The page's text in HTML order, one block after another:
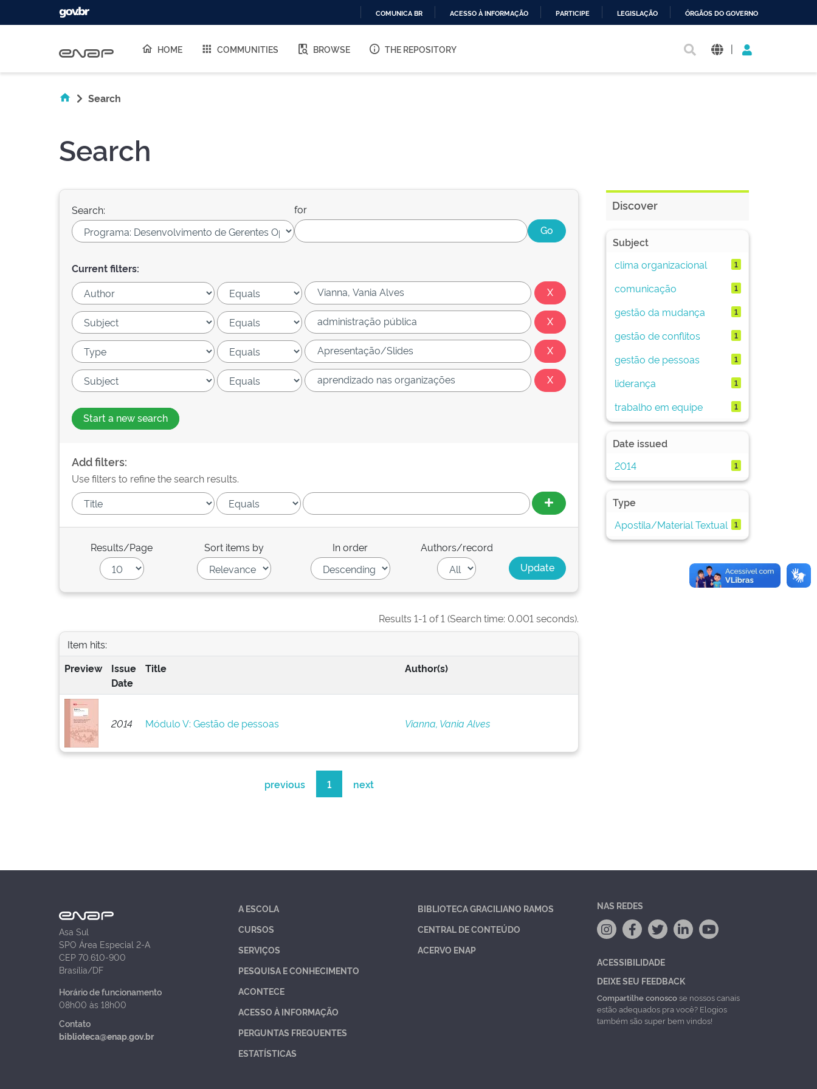
O
COMUNICA BR ACESSO À INFORMAÇÃO PARTICIPE LEGISLAÇÃO ÓRGÃOS DO GOVERNO
HOME COMMUNITIES BROWSE THE REPOSITORY |
Search
Search
Search: for
Current filters:
Start a new search
Add filters:
Use filters to refine the search results.
Results/Page Sort items by In order Authors/record
Results 1-1 of 1 (Search time: 0.001 seconds).
Item hits:
Preview
Issue
Date
Title Author(s)
2014 Módulo V: Gestão de pessoas Vianna, Vania Alves
previous 1 next
Discover
Subject
clima organizacional
1
comunicação 1
gestão da mudança 1
gestão de conflitos 1
gestão de pessoas 1
liderança 1
trabalho em equipe 1
Date issued
2014
1
Type
Apostila/Material Textual
1
Asa Sul
SPO Área Especial 2-A
CEP 70.610-900
Brasília/DF
Horário de funcionamento
08h00 às 18h00
Contato
biblioteca@enap.gov.br
A ESCOLA
CURSOS
SERVIÇOS
PESQUISA E CONHECIMENTO
ACONTECE
ACESSO À INFORMAÇÃO
PERGUNTAS FREQUENTES
ESTATÍSTICAS
BIBLIOTECA GRACILIANO RAMOS
CENTRAL DE CONTEÚDO
ACERVO ENAP
NAS REDES
ACESSIBILIDADE
DEIXE SEU FEEDBACK
Compartilhe conoscose nossos canais
estão adequados pra você? Elogios
também são super bem vindos!